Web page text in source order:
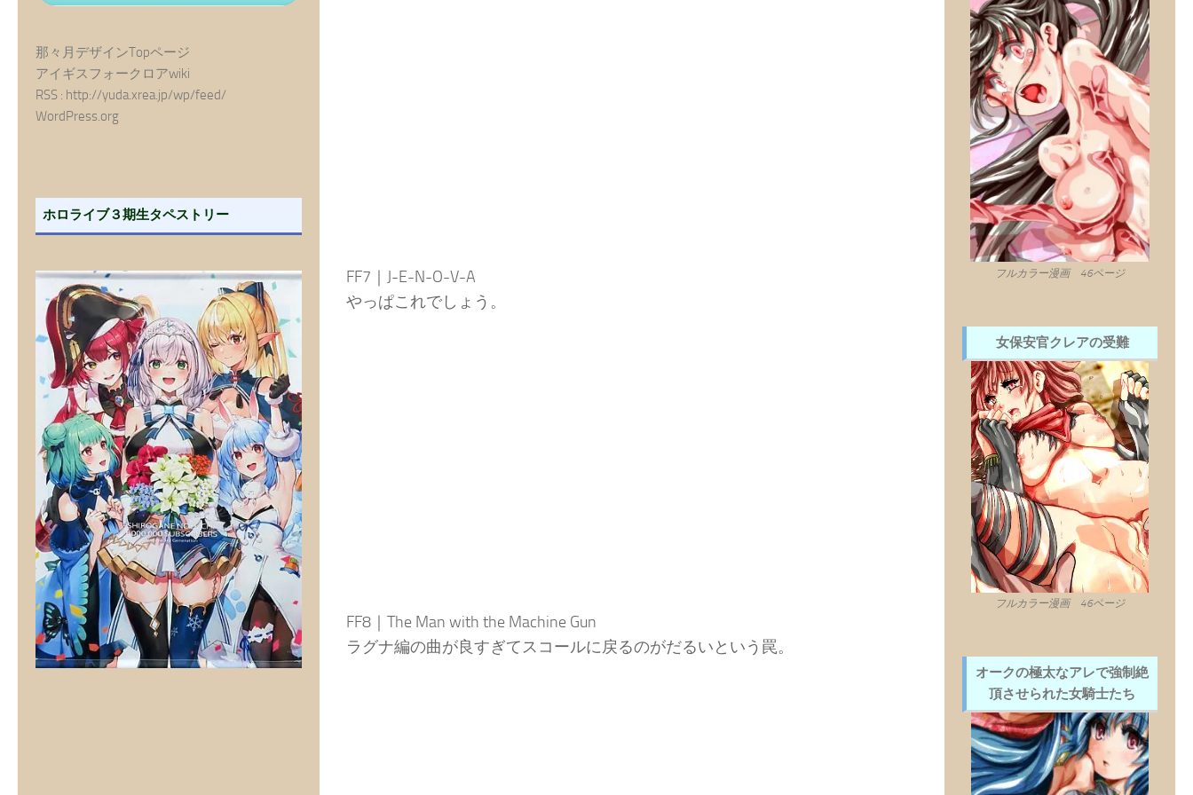
FF7｜J-E-N-O-V-A
やっぱこれでしょう。
FF8｜The Man with the Machine Gun
ラグナ編の曲が良すぎてスコールに戻るのがだるいという罠。
那々月デザインTopページ
アイギスフォークロアwiki
RSS : http://yuda.xrea.jp/wp/feed/
WordPress.org
ホロライブ３期生タペストリー
フルカラー漫画 46ページ
女保安官クレアの受難
フルカラー漫画 46ページ
オークの極太なアレで強制絶
頂させられた女騎士たち